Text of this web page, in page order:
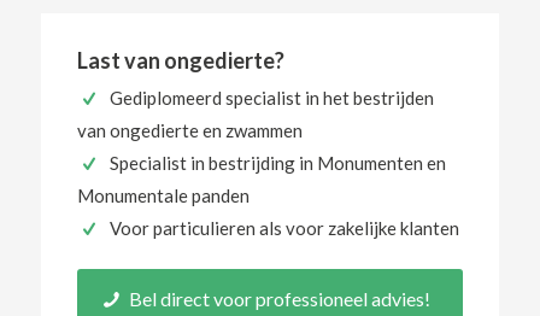
Last van ongedierte?
Gediplomeerd specialist in het bestrijden
van ongedierte en zwammen
Specialist in bestrijding in Monumenten en
Monumentale panden
Voor particulieren als voor zakelijke klanten
Bel direct voor professioneel advies!